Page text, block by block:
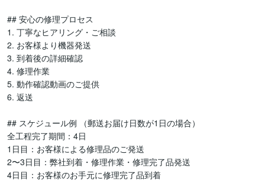
## 安心の修理プロセス
1. 丁寧なヒアリング・ご相談
2. お客様より機器発送
3. 到着後の詳細確認
4. 修理作業
5. 動作確認動画のご提供
6. 返送
## スケジュール例 （郵送お届け日数が1日の場合）
全工程完了期間：4日
1日目：お客様による修理品のご発送
2〜3日目：弊社到着・修理作業・修理完了品発送
4日目：お客様のお手元に修理完了品到着